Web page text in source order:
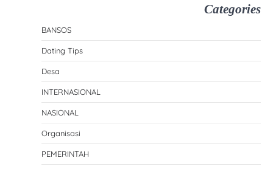
Categories
BANSOS
Dating Tips
Desa
INTERNASIONAL
NASIONAL
Organisasi
PEMERINTAH